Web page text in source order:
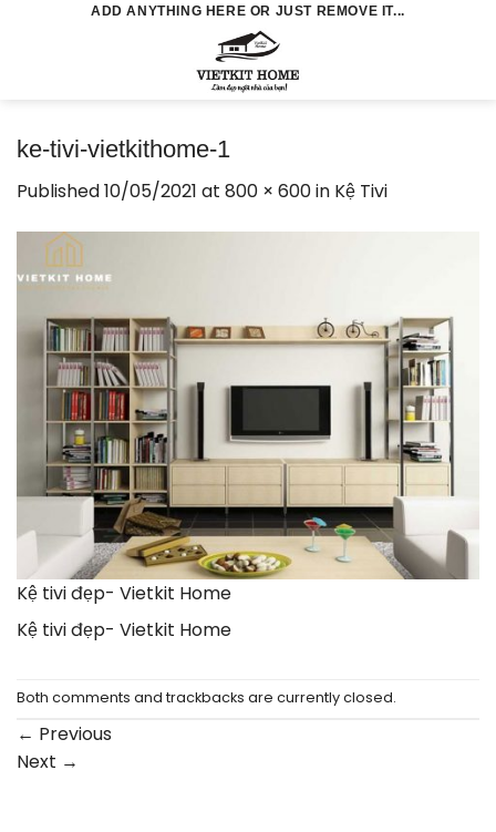
ADD ANYTHING HERE OR JUST REMOVE IT...
ke-tivi-vietkithome-1
Published10/05/2021 at 800 × 600in Kệ Tivi
Kệ tivi đẹp- Vietkit Home
Kệ tivi đẹp- Vietkit Home
Both comments and trackbacks are currently closed.
← Previous
Next →